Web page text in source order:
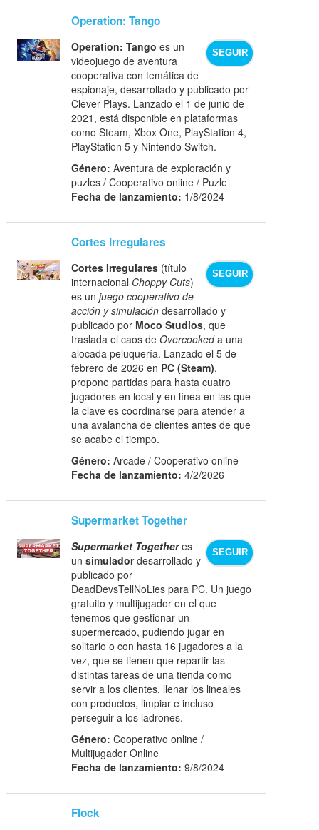
Operation: Tango
SEGUIR
Operation: Tango es un
videojuego de aventura
cooperativa con temática de
espionaje, desarrollado y publicado por
Clever Plays. Lanzado el 1 de junio de
2021, está disponible en plataformas
como Steam, Xbox One, PlayStation 4,
PlayStation 5 y Nintendo Switch.
Género: Aventura de exploración y
puzles / Cooperativo online / Puzle
Fecha de lanzamiento: 1/8/2024
Cortes Irregulares
SEGUIR
Cortes Irregulares (título
internacional Choppy Cuts)
es unjuego cooperativo de
acción y simulación desarrollado y
publicado por Moco Studios, que
traslada el caos deOvercookeda una
alocada peluquería. Lanzado el 5 de
febrero de 2026 en PC (Steam),
propone partidas para hasta cuatro
jugadores en local y en línea en las que
la clave es coordinarse para atender a
una avalancha de clientes antes de que
se acabe el tiempo.
Género: Arcade / Cooperativo online
Fecha de lanzamiento: 4/2/2026
Supermarket Together
SEGUIR
Supermarket Togetheres
unsimuladordesarrollado y
publicado por
DeadDevsTellNoLies para PC. Un juego
gratuito y multijugador en el que
tenemos que gestionar un
supermercado, pudiendo jugar en
solitario o con hasta 16 jugadores a la
vez, que se tienen que repartir las
distintas tareas de una tienda como
servir a los clientes, llenar los lineales
con productos, limpiar e incluso
perseguir a los ladrones.
Género: Cooperativo online /
Multijugador Online
Fecha de lanzamiento: 9/8/2024
Flock